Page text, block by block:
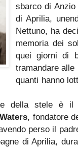
sbarco di
di Aprilia,
Nettuno, ha
memoria dei
quei giorni di
tramandare
quanti hanno
della stele è
, fondatore
perso il
di Aprilia,